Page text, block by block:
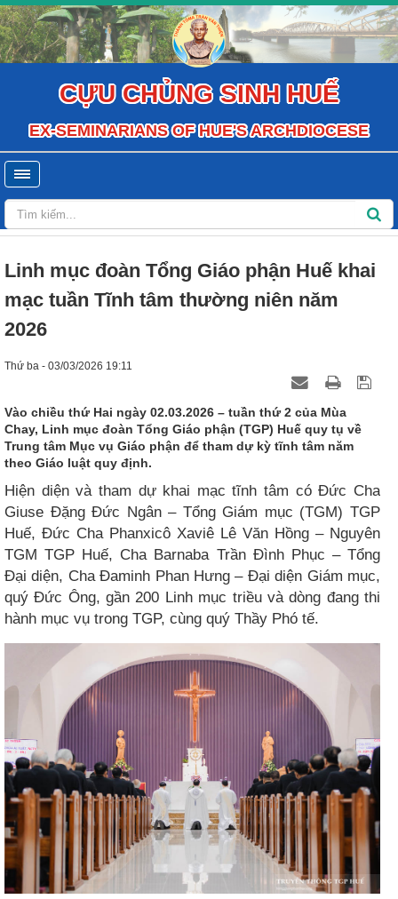
CỰU CHỦNG SINH HUẾ
EX-SEMINARIANS OF HUE'S ARCHDIOCESE
Linh mục đoàn Tổng Giáo phận Huế khai
mạc tuần Tĩnh tâm thường niên năm
2026
Thứ ba - 03/03/2026 19:11
Vào chiều thứ Hai ngày 02.03.2026 – tuần thứ 2 của Mùa
Chay, Linh mục đoàn Tổng Giáo phận (TGP) Huế quy tụ về
Trung tâm Mục vụ Giáo phận để tham dự kỳ tĩnh tâm năm
theo Giáo luật quy định.
Hiện diện và tham dự khai mạc tĩnh tâm có Đức Cha
Giuse Đặng Đức Ngân – Tổng Giám mục (TGM) TGP
Huế, Đức Cha Phanxicô Xaviê Lê Văn Hồng – Nguyên
TGM TGP Huế, Cha Barnaba Trần Đình Phục – Tổng
Đại diện, Cha Đaminh Phan Hưng – Đại diện Giám mục,
quý Đức Ông, gần 200 Linh mục triều và dòng đang thi
hành mục vụ trong TGP, cùng quý Thầy Phó tế.